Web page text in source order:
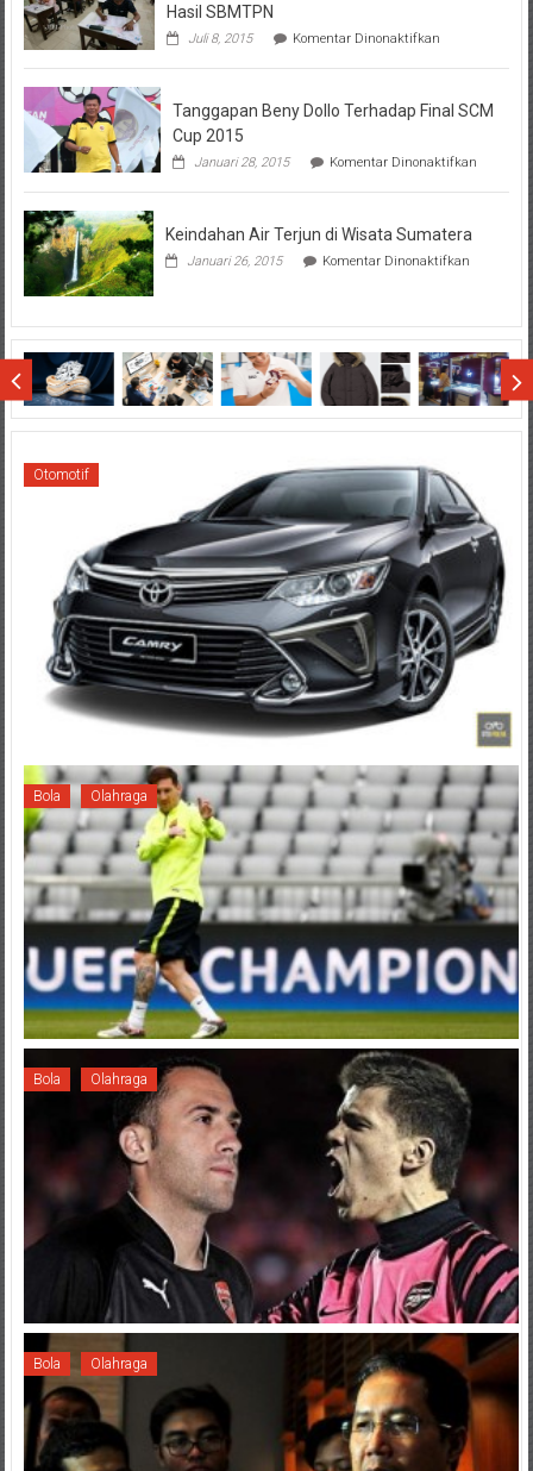
Hasil SBMTPN
Juli 8, 2015 Komentar Dinonaktifkanpada
Hal-
Penting
Hasil
Tanggapan Beny Dollo Terhadap Final SCM
Cup 2015
Januari 28, 2015 Komentar Dinonaktifkanpada
Beny
Keindahan Air Terjun di Wisata Sumatera
Januari 26, 2015 Komentar Dinonaktifkanpada
di
Wisata
Sumatera
Otomotif
Bola Olahraga
Bola Olahraga
Bola Olahraga